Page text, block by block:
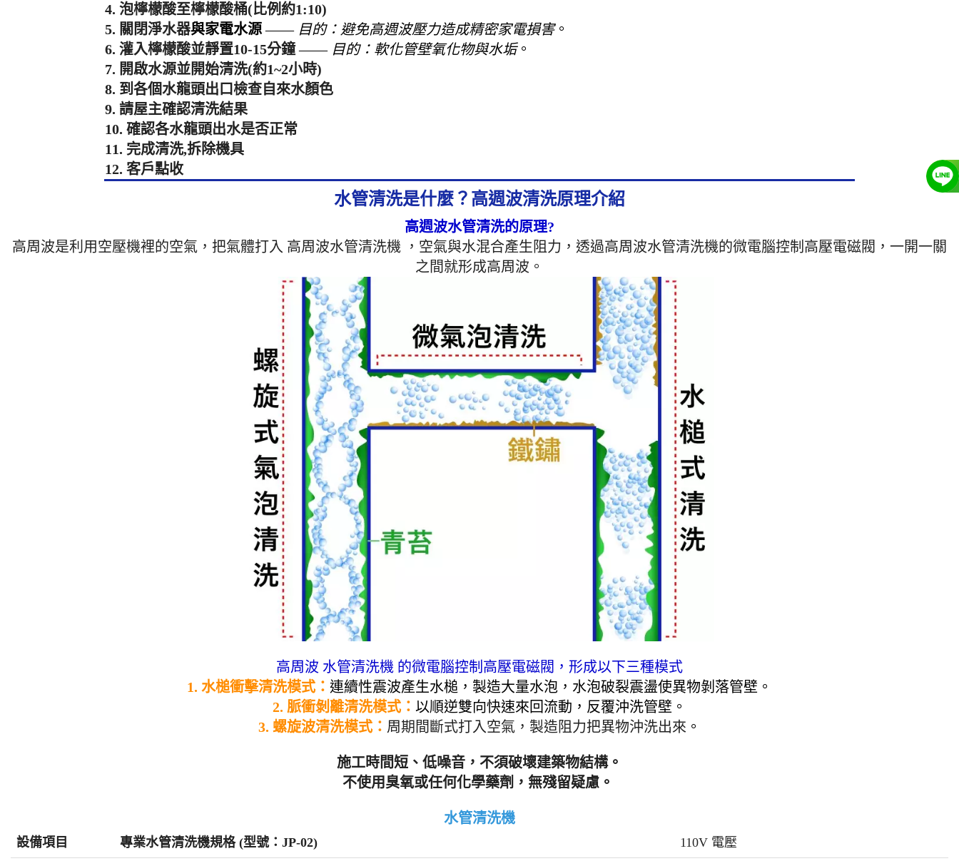
用水管，改善水質、恢復水壓，讓全家
人的健康從源頭把關。 我們採用先進
的專業工法，能有效清除管壁髒污，並
針對不同材質、不同場所的管線特性，
音，不須破壞建築物結構。 不使用臭
氧或任何化學藥劑，無殘留疑慮。
高周波水管清洗機功能展示影音 水
管清洗機 設備項目 專業水管清洗機規
格 (型號：JP-02) 110V 電壓 主機重量
5.5 公斤 (含黑色航空箱) 單人即可輕鬆
攜帶 操作壓力 最大使用壓力 1.4 mpa
安全可控，確保輸出壓力 遙控距離 水
平傳輸距離 30 - 150 公尺 高穿透力遙
控，操作無障礙 清洗模式 1. 水槌衝擊
2. 脈衝剝離 3. 螺旋波清洗 微電腦控制
電磁閥 尺寸 W265/B365/H360 (mm) 輕
量化設計 適用環境 住宅／工廠／醫院
／旅館 / 學校 / 工廠機台 多家科學園區
大廠指定機種 標準配備 日本 HITACHI
空壓機 (11KG)、高壓氣管3條、添加藥
劑桶 開箱即用 外箱 黑色航空箱 不怕
髒 過壓保護 是 本機特色 人性化操
作介面，操作簡便，初次使用即可輕易
上手 售後服務完備，設備非人為保固
三年。 具多段週波功能：水槌、脈衝
波、螺旋波、遙控功能，另具備完整顯
示操作介面。 具備功能：螺旋波脈衝
剝離、水槌沖擊、脈衝剝離清洗、高穿
透遙控、脈衝時間設定。 適用範圍：
公寓、透天、園區大廠、民宿、旅館、
露營區、大型醫院、塑膠射出工廠、食
品工廠、學校。 水管清洗示意圖：
水管清洗機 照片 機台管路
銹塊，造成容易 水管阻塞 ，導致水流
量變小及產生鐵銹水，此外銹蝕粗糙的
管壁更容易藏污納垢，大量屯積細菌藻
腫，這樣的用水品質能安心使用嗎? 自
4. 泡檸檬酸至檸檬酸桶(比例約1:10)
5. 關閉淨水器與家電水源—— 目的：避免高週波壓力造成精密家電損害。
6. 灌入檸檬酸並靜置10-15分鐘—— 目的：軟化管壁氧化物與水垢。
7. 開啟水源並開始清洗(約1~2小時)
8. 到各個水龍頭出口檢查自來水顏色
9. 請屋主確認清洗結果
10. 確認各水龍頭出水是否正常
11. 完成清洗,拆除機具
12. 客戶點收
水管清洗是什麼？高週波清洗原理介紹
高週波水管清洗的原理?
高周波是利用空壓機裡的空氣，把氣體打入 高周波水管清洗機 ，空氣與水混合產生阻力，透過高周波水管清洗機的微電腦控制高壓電磁閥，一開一關
之間就形成高周波。
高周波 水管清洗機 的微電腦控制高壓電磁閥，形成以下三種模式
1. 水槌衝擊清洗模式： 連續性震波產生水槌，製造大量水泡，水泡破裂震盪使異物剝落管壁。
2. 脈衝剝離清洗模式： 以順逆雙向快速來回流動，反覆沖洗管壁 。
3. 螺旋波清洗模式： 周期間斷式打入空氣，製造阻力把異物沖洗出來 。
施工時間短、低噪音，不須破壞建築物結構。
不使用臭氧或任何化學藥劑，無殘留疑慮。
水管清洗機
設備項目 專業水管清洗機規格 (型號：JP-02) 110V 電壓